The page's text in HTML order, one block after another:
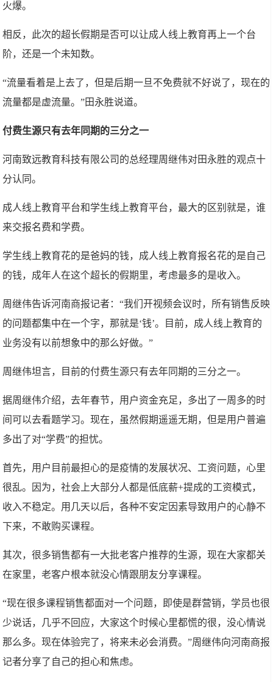
火爆。
相反，此次的超长假期是否可以让成人线上教育再上一个台
阶，还是一个未知数。
“流量看着是上去了，但是后期一旦不免费就不好说了，现在的
流量都是虚流量。”田永胜说道。
付费生源只有去年同期的三分之一
河南致远教育科技有限公司的总经理周继伟对田永胜的观点十
分认同。
成人线上教育平台和学生线上教育平台，最大的区别就是，谁
来交报名费和学费。
学生线上教育花的是爸妈的钱，成人线上教育报名花的是自己
的钱，成年人在这个超长的假期里，考虑最多的是收入。
周继伟告诉河南商报记者：“我们开视频会议时，所有销售反映
的问题都集中在一个字，那就是‘钱’。目前，成人线上教育的
业务没有以前想象中的那么好做。”
周继伟坦言，目前的付费生源只有去年同期的三分之一。
据周继伟介绍，去年春节，用户资金充足，多出了一周多的时
间可以去看题学习。现在，虽然假期遥遥无期，但是用户普遍
多出了对“学费”的担忧。
首先，用户目前最担心的是疫情的发展状况、工资问题，心里
很乱。因为，社会上大部分人都是低底薪+提成的工资模式，
收入不稳定。用几天以后，各种不安定因素导致用户的心静不
下来，不敢购买课程。
其次，很多销售都有一大批老客户推荐的生源，现在大家都关
在家里，老客户根本就没心情跟朋友分享课程。
“现在很多课程销售都面对一个问题，即使是群营销，学员也很
少说话，几乎不回应，大家这个时候心里都慌的很，没心情说
那么多。现在体验完了，将来未必会消费。”周继伟向河南商报
记者分享了自己的担心和焦虑。